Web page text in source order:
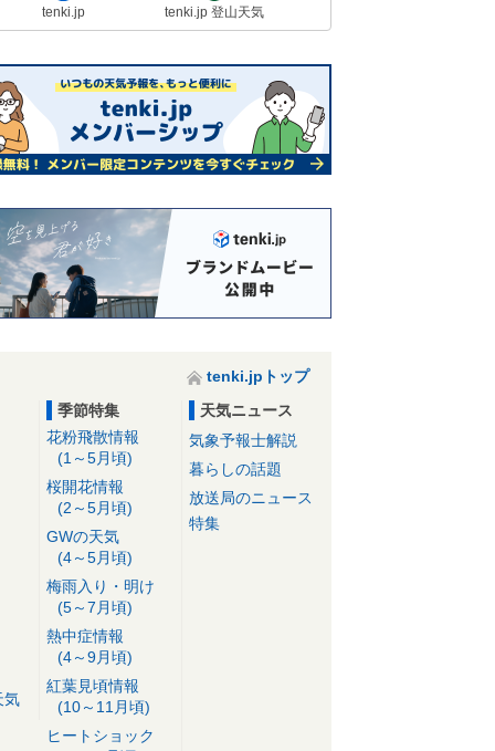
tenki.jp tenki.jp 登山天気
tenki.jpトップ
気
季節特集
花粉飛散情報
(1～5月頃)
桜開花情報
(2～5月頃)
GWの天気
(4～5月頃)
梅雨入り・明け
(5～7月頃)
熱中症情報
(4～9月頃)
紅葉見頃情報
(10～11月頃)
ヒートショック
天気ニュース
気象予報士解説
暮らしの話題
放送局のニュース
特集